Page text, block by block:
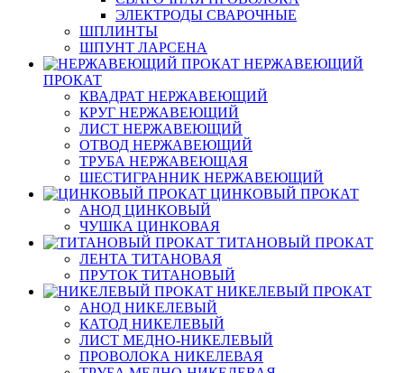
ЭЛЕКТРОДЫ СВАРОЧНЫЕ
ШПЛИНТЫ
ШПУНТ ЛАРСЕНА
НЕРЖАВЕЮЩИЙ
ПРОКАТ
КВАДРАТ НЕРЖАВЕЮЩИЙ
КРУГ НЕРЖАВЕЮЩИЙ
ЛИСТ НЕРЖАВЕЮЩИЙ
ОТВОД НЕРЖАВЕЮЩИЙ
ТРУБА НЕРЖАВЕЮЩАЯ
ШЕСТИГРАННИК НЕРЖАВЕЮЩИЙ
ЦИНКОВЫЙ ПРОКАТ
АНОД ЦИНКОВЫЙ
ЧУШКА ЦИНКОВАЯ
ТИТАНОВЫЙ ПРОКАТ
ЛЕНТА ТИТАНОВАЯ
ПРУТОК ТИТАНОВЫЙ
НИКЕЛЕВЫЙ ПРОКАТ
АНОД НИКЕЛЕВЫЙ
КАТОД НИКЕЛЕВЫЙ
ЛИСТ МЕДНО-НИКЕЛЕВЫЙ
ПРОВОЛОКА НИКЕЛЕВАЯ